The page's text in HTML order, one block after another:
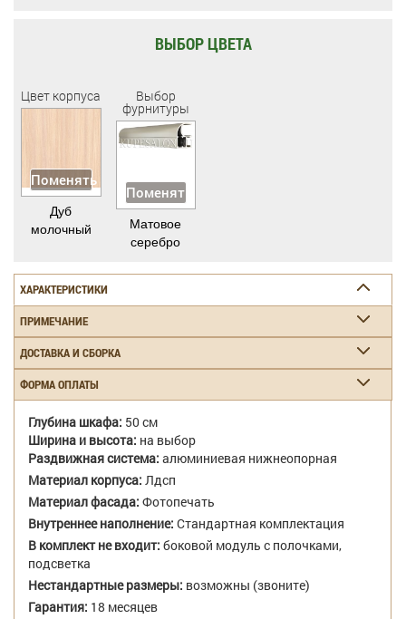
ВЫБОР ЦВЕТА
Цвет корпуса
Поменять
Дуб
молочный
Выбор
фурнитуры
Поменять
Матовое
серебро
ХАРАКТЕРИСТИКИ
ПРИМЕЧАНИЕ
ДОСТАВКА И СБОРКА
ФОРМА ОПЛАТЫ
Глубина шкафа: 50 см
Ширина и высота: на выбор
Раздвижная система: алюминиевая нижнеопорная
Материал корпуса: Лдсп
Материал фасада: Фотопечать
Внутреннее наполнение: Стандартная комплектация
В комплект не входит: боковой модуль с полочками,
подсветка
Нестандартные размеры: возможны (звоните)
Гарантия: 18 месяцев